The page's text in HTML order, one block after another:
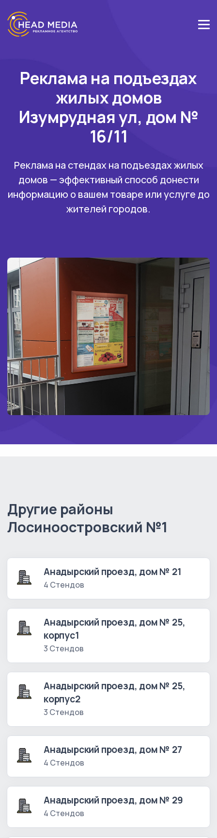
Реклама на подъездах
жилых домов
Изумрудная ул, дом №
16/11
Реклама на стендах на подъездах жилых
домов — эффективный способ донести
информацию о вашем товаре или услуге до
жителей городов.
Другие районы
Лосиноостровский №1
Анадырский проезд, дом № 21
4 Стендов
Анадырский проезд, дом № 25,
корпус1
3 Стендов
Анадырский проезд, дом № 25,
корпус2
3 Стендов
Анадырский проезд, дом № 27
4 Стендов
Анадырский проезд, дом № 29
4 Стендов